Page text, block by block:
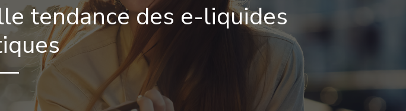
tendance des e-liquides